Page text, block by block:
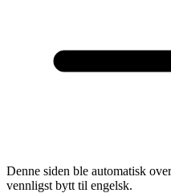
Denne siden ble automatisk
vennligst bytt til engelsk.